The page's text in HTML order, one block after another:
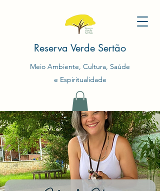
Reserva Verde Sertão
Meio Ambiente, Cultura, Saúde
e Espiritualidade